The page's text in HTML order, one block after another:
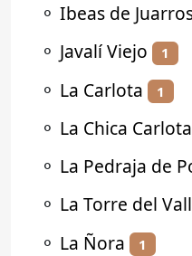
⚬ Ibeas de
⚬ Javalí Viejo 1
⚬ La Carlota 1
⚬ La Chica Carlota
⚬ La Pedraja de
⚬ La Torre del
⚬ La Ñora 1